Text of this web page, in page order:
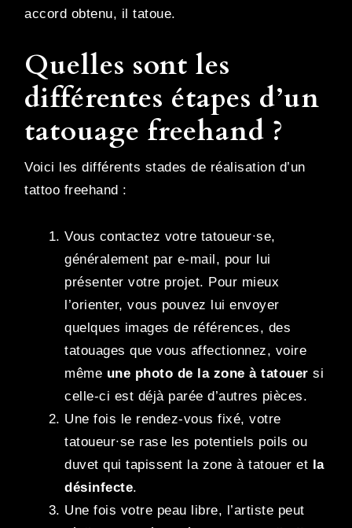
accord obtenu, il tatoue.
Quelles sont les
différentes étapes d’un
tatouage freehand ?
Voici les différents stades de réalisation d’un
tattoo freehand :
Vous contactez votre tatoueur∙se,
généralement par e-mail, pour lui
présenter votre projet. Pour mieux
l’orienter, vous pouvez lui envoyer
quelques images de références, des
tatouages que vous affectionnez, voire
même une photo de la zone à tatouer si
celle-ci est déjà parée d’autres pièces.
Une fois le rendez-vous fixé, votre
tatoueur∙se rase les potentiels poils ou
duvet qui tapissent la zone à tatouer et la
désinfecte.
Une fois votre peau libre, l’artiste peut